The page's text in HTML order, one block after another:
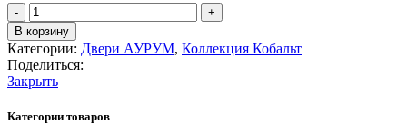
Количество
товара
Co
27
Кобальт
Аляска
В корзину
Категории: Двери АУРУМ, Коллекция Кобальт
Поделиться:
Закрыть
Категории товаров